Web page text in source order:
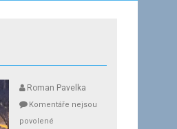
Roman Pavelka
Komentáře nejsou
povolené